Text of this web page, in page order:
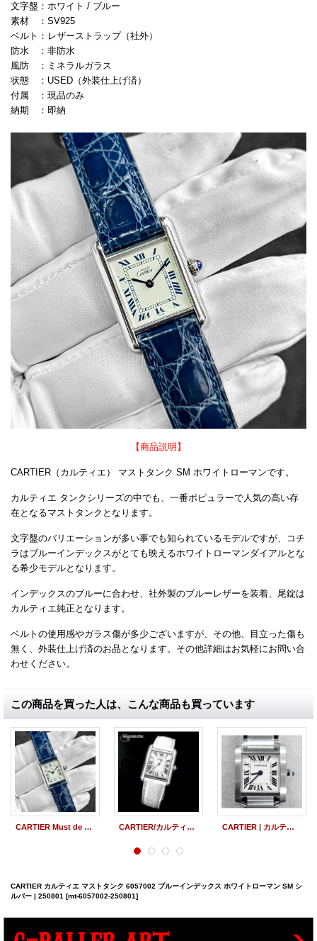
文字盤：ホワイト / ブルー
素材 ：SV925
ベルト：レザーストラップ（社外）
防水 ：非防水
風防 ：ミネラルガラス
状態 ：USED（外装仕上げ済）
付属 ：現品のみ
納期 ：即納
【商品説明】
CARTIER（カルティエ） マストタンク SM ホワイトローマンです。
カルティエ タンクシリーズの中でも、一番ポピュラーで人気の高い存
在となるマストタンクとなります。
文字盤のバリエーションが多い事でも知られているモデルですが、コチ
ラはブルーインデックスがとても映えるホワイトローマンダイアルとな
る希少モデルとなります。
インデックスのブルーに合わせ、社外製のブルーレザーを装着、尾錠は
カルティエ純正となります。
ベルトの使用感やガラス傷が多少ございますが、その他、目立った傷も
無く、外装仕上げ済のお品となります。その他詳細はお気軽にお問い合
わせください。
この商品を買った人は、こんな商品も買っています
CARTIER Must de Tank SM 6057002 White Roman Blue Leather Strap SV925 Vintage CARTIER/カルティエ マストタンクSM CARTIER | カルティエ タンクフランセーズSM 中古 美品
CARTIER カルティエ マストタンク 6057002 ブルーインデックス ホワイトローマン SM シ
ルバー | 250801 [mt-6057002-250801]